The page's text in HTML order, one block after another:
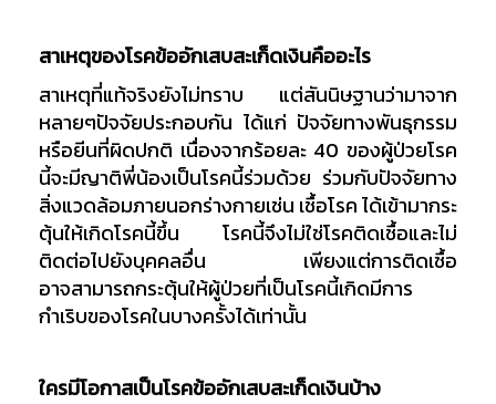
สาเหตุของโรคข้ออักเสบสะเก็ดเงินคืออะไร
สาเหตุที่แท้จริงยังไม่ทราบ แต่สันนิษฐานว่ามาจาก
หลายๆปัจจัยประกอบกัน ได้แก่ ปัจจัยทางพันธุกรรม
หรือยีนที่ผิดปกติ เนื่องจากร้อยละ 40 ของผู้ป่วยโรค
นี้จะมีญาติพี่น้องเป็นโรคนี้ร่วมด้วย ร่วมกับปัจจัยทาง
สิ่งแวดล้อมภายนอกร่างกายเช่น เชื้อโรค ได้เข้ามากระ
ตุ้นให้เกิดโรคนี้ขึ้น โรคนี้จึงไม่ใช่โรคติดเชื้อและไม่
ติดต่อไปยังบุคคลอื่น เพียงแต่การติดเชื้อ
อาจสามารถกระตุ้นให้ผู้ป่วยที่เป็นโรคนี้เกิดมีการ
กำเริบของโรคในบางครั้งได้เท่านั้น
ใครมีโอกาสเป็นโรคข้ออักเสบสะเก็ดเงินบ้าง